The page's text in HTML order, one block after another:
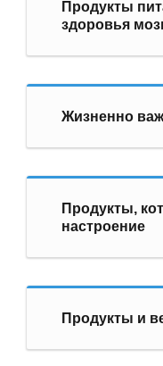
Продукты
здоровья
Жизненно
Продукты,
настроение
Продукты и